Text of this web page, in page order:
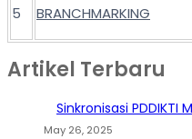
5 BRANCHMARKING
Artikel Terbaru
Sinkronisasi PDDIKTI
May 26, 2025